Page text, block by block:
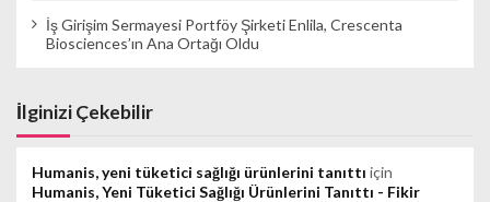
İş Girişim Sermayesi Portföy Şirketi Enlila, Crescenta
Biosciences’ın Ana Ortağı Oldu
İlginizi Çekebilir
Humanis, yeni tüketici sağlığı ürünlerini tanıttı için
Humanis, Yeni Tüketici Sağlığı Ürünlerini Tanıttı - Fikir